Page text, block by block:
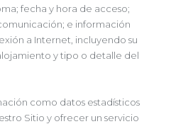
fecha y hora de acceso;
e información
a Internet, incluyendo su
y tipo o detalle del
como datos estadísticos
Sitio y ofrecer un servicio